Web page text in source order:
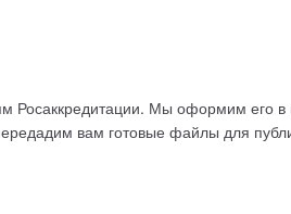
Росаккредитации. Мы оформим его
вам готовые файлы для